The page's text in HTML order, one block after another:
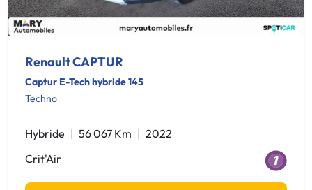
Renault CAPTUR
Captur E-Tech hybride 145
Techno
Hybride 56 067 Km
2022
Crit'Air